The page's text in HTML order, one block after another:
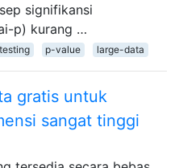
signifikansi
p) kurang …
p-value large-data
gratis untuk
sangat tinggi